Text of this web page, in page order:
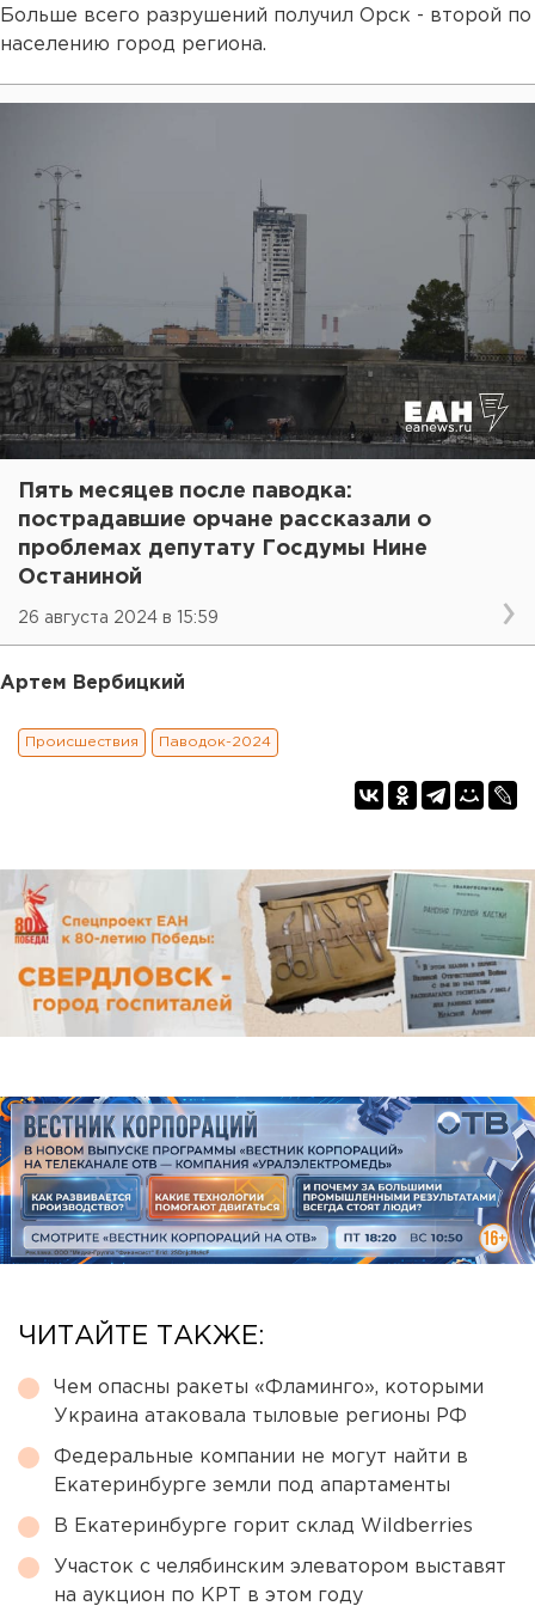
Больше всего разрушений получил Орск - второй по
населению город региона.
Пять месяцев после паводка:
пострадавшие орчане рассказали о
проблемах депутату Госдумы Нине
Останиной
26 августа 2024 в 15:59
Артем Вербицкий
Происшествия Паводок-2024
ЧИТАЙТЕ ТАКЖЕ:
Чем опасны ракеты «Фламинго», которыми
Украина атаковала тыловые регионы РФ
Федеральные компании не могут найти в
Екатеринбурге земли под апартаменты
В Екатеринбурге горит склад Wildberries
Участок с челябинским элеватором выставят
на аукцион по КРТ в этом году